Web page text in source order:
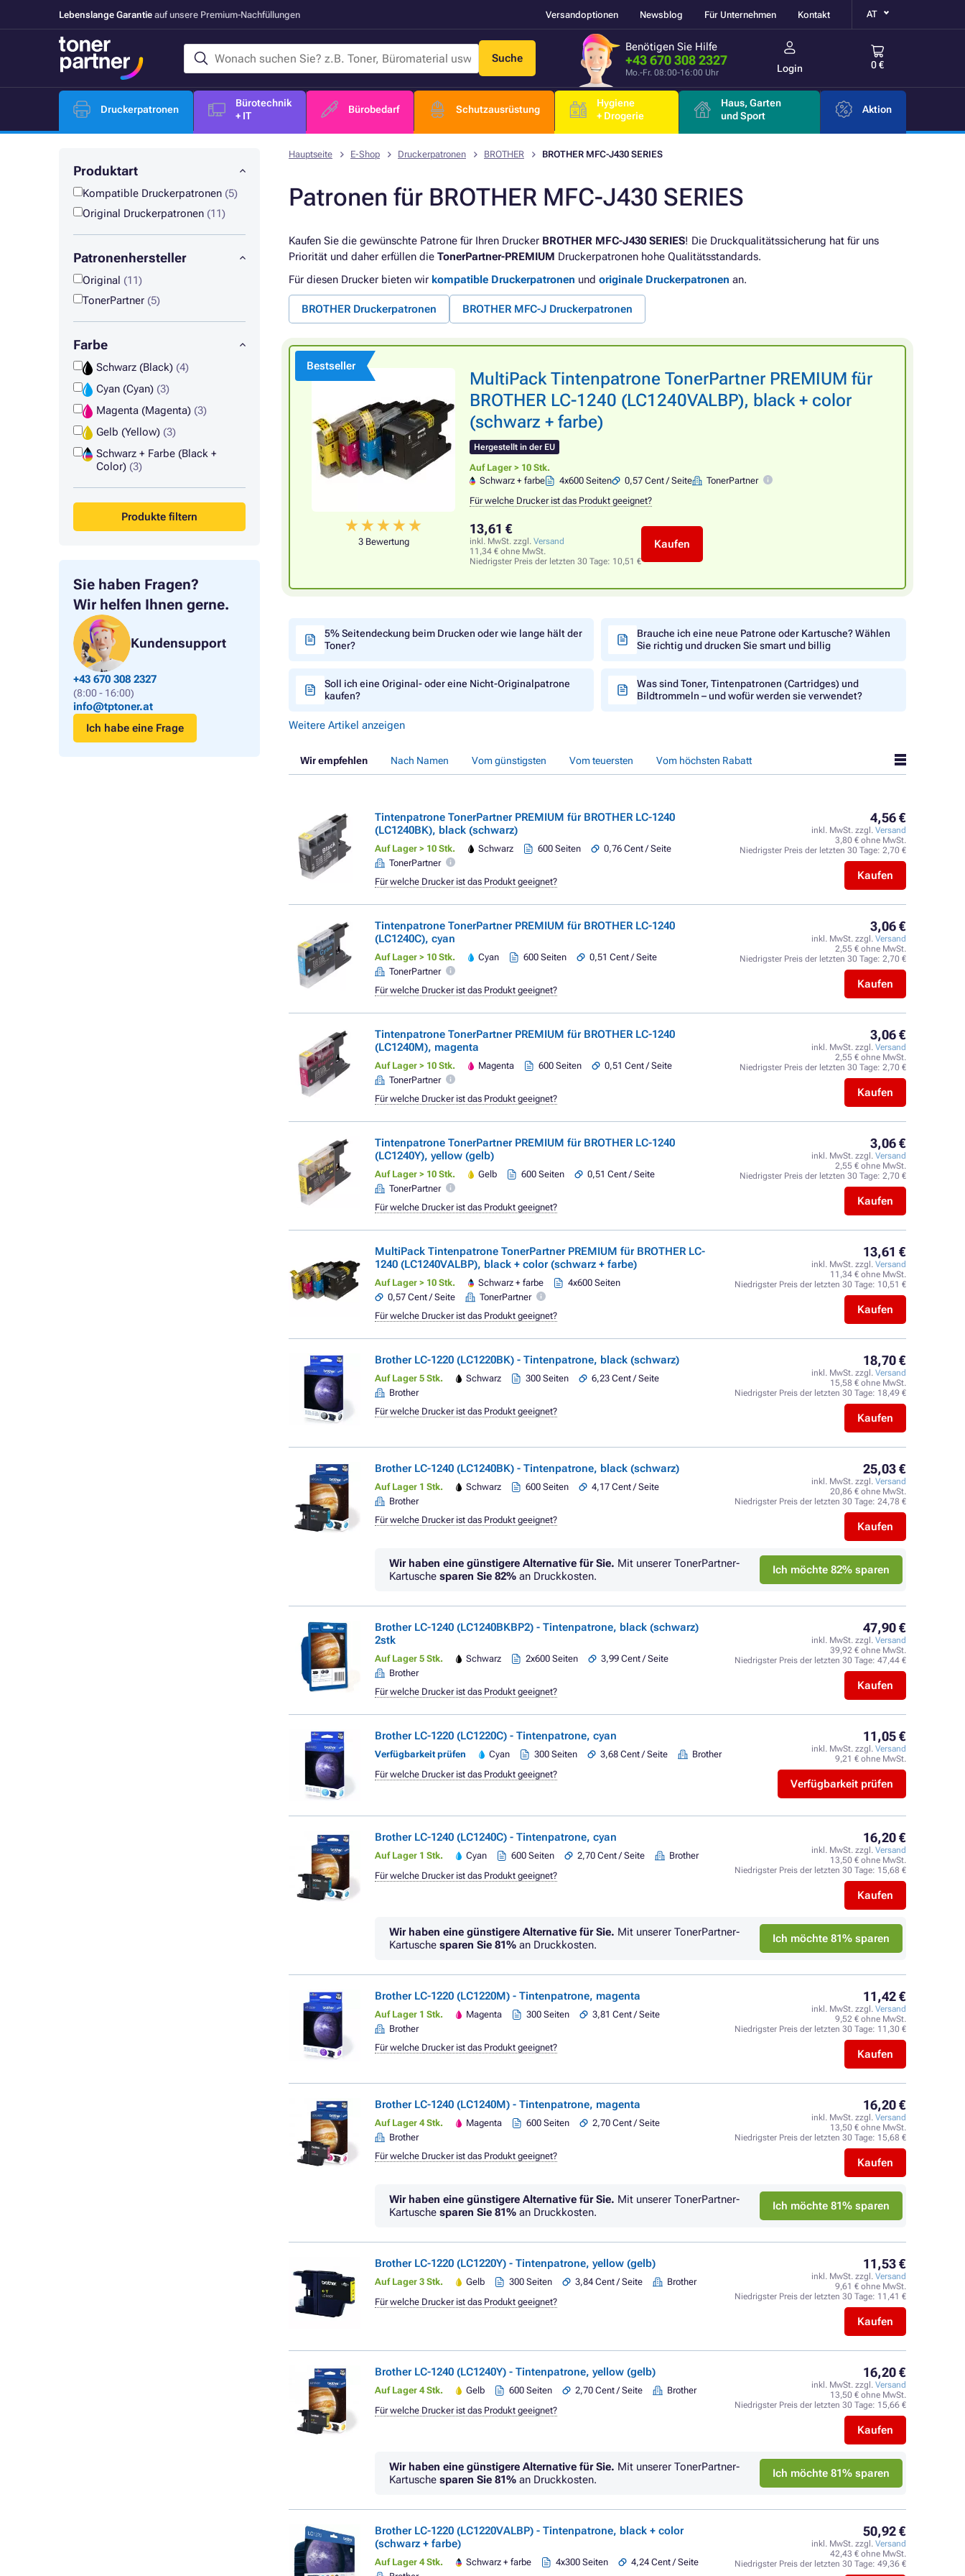
Lebenslange Garantie auf unsere Premium-Nachfüllungen Versandoptionen Newsblog Für Unternehmen Kontakt AT
Suche
Benötigen Sie Hilfe
+43 670 308 2327
Mo.-Fr. 08:00-16:00 Uhr Login 0 €
Druckerpatronen
Bürotechnik
+ IT
Bürobedarf Schutzausrüstung
Hygiene
+ Drogerie
Haus, Garten
und Sport
Aktion
Produktart
Kompatible Druckerpatronen (5)
Original Druckerpatronen (11)
Patronenhersteller
Original (11)
TonerPartner (5)
Farbe
Schwarz (Black) (4)
Cyan (Cyan) (3)
Magenta (Magenta) (3)
Gelb (Yellow) (3)
Schwarz + Farbe (Black +
Color) (3)
Produkte filtern
Sie haben Fragen?
Wir helfen Ihnen gerne.
Kundensupport
+43 670 308 2327
(8:00 - 16:00)
info@tptoner.at
Ich habe eine Frage
Hauptseite E-Shop Druckerpatronen BROTHER BROTHER MFC-J430 SERIES
Patronen für BROTHER MFC-J430 SERIES
Kaufen Sie die gewünschte Patrone für Ihren Drucker BROTHER MFC-J430 SERIES! Die Druckqualitätssicherung hat für uns
Priorität und daher erfüllen die TonerPartner-PREMIUM Druckerpatronen hohe Qualitätsstandards.
Für diesen Drucker bieten wir kompatible Druckerpatronen und originale Druckerpatronen an.
BROTHER Druckerpatronen BROTHER MFC-J Druckerpatronen
Bestseller
3 Bewertung
MultiPack Tintenpatrone TonerPartner PREMIUM für
BROTHER LC-1240 (LC1240VALBP), black + color
(schwarz + farbe)
Hergestellt in der EU
Auf Lager > 10 Stk.
Schwarz + farbe
4x600 Seiten 0,57 Cent / Seite
TonerPartner
Für welche Drucker ist das Produkt geeignet?
13,61 €
inkl. MwSt. zzgl. Versand
11,34 € ohne MwSt.
Niedrigster Preis der letzten 30 Tage: 10,51 €
Kaufen
5% Seitendeckung beim Drucken oder wie lange hält der
Toner?
Brauche ich eine neue Patrone oder Kartusche? Wählen
Sie richtig und drucken Sie smart und billig
Soll ich eine Original- oder eine Nicht-Originalpatrone
kaufen?
Was sind Toner, Tintenpatronen (Cartridges) und
Bildtrommeln – und wofür werden sie verwendet?
Weitere Artikel anzeigen
Wir empfehlen Nach Namen Vom günstigsten Vom teuersten Vom höchsten Rabatt
Tintenpatrone TonerPartner PREMIUM für BROTHER LC-1240
(LC1240BK), black (schwarz)
Auf Lager > 10 Stk. Schwarz 600 Seiten
0,76 Cent / Seite
TonerPartner
4,56 €
inkl. MwSt. zzgl. Versand
3,80 € ohne MwSt.
Niedrigster Preis der letzten 30 Tage: 2,70 €
Kaufen
Für welche Drucker ist das Produkt geeignet?
Tintenpatrone TonerPartner PREMIUM für BROTHER LC-1240
(LC1240C), cyan
Auf Lager > 10 Stk. Cyan 600 Seiten
0,51 Cent / Seite
TonerPartner
3,06 €
inkl. MwSt. zzgl. Versand
2,55 € ohne MwSt.
Niedrigster Preis der letzten 30 Tage: 2,70 €
Kaufen
Für welche Drucker ist das Produkt geeignet?
Tintenpatrone TonerPartner PREMIUM für BROTHER LC-1240
(LC1240M), magenta
Auf Lager > 10 Stk. Magenta 600 Seiten
0,51 Cent / Seite
TonerPartner
3,06 €
inkl. MwSt. zzgl. Versand
2,55 € ohne MwSt.
Niedrigster Preis der letzten 30 Tage: 2,70 €
Kaufen
Für welche Drucker ist das Produkt geeignet?
Tintenpatrone TonerPartner PREMIUM für BROTHER LC-1240
(LC1240Y), yellow (gelb)
Auf Lager > 10 Stk. Gelb 600 Seiten
0,51 Cent / Seite
TonerPartner
3,06 €
inkl. MwSt. zzgl. Versand
2,55 € ohne MwSt.
Niedrigster Preis der letzten 30 Tage: 2,70 €
Kaufen
Für welche Drucker ist das Produkt geeignet?
MultiPack Tintenpatrone TonerPartner PREMIUM für BROTHER LC-
1240 (LC1240VALBP), black + color (schwarz + farbe)
Auf Lager > 10 Stk. Schwarz + farbe
4x600 Seiten
0,57 Cent / Seite
TonerPartner
13,61 €
inkl. MwSt. zzgl. Versand
11,34 € ohne MwSt.
Niedrigster Preis der letzten 30 Tage: 10,51 €
Kaufen
Für welche Drucker ist das Produkt geeignet?
Brother LC-1220 (LC1220BK) - Tintenpatrone, black (schwarz)
Auf Lager 5 Stk. Schwarz 300 Seiten
6,23 Cent / Seite
Brother
18,70 €
inkl. MwSt. zzgl. Versand
15,58 € ohne MwSt.
Niedrigster Preis der letzten 30 Tage: 18,49 €
Kaufen
Für welche Drucker ist das Produkt geeignet?
Brother LC-1240 (LC1240BK) - Tintenpatrone, black (schwarz)
Auf Lager 1 Stk. Schwarz 600 Seiten
4,17 Cent / Seite
Brother
25,03 €
inkl. MwSt. zzgl. Versand
20,86 € ohne MwSt.
Niedrigster Preis der letzten 30 Tage: 24,78 €
Kaufen
Für welche Drucker ist das Produkt geeignet?
Wir haben eine günstigere Alternative für Sie. Mit unserer TonerPartner-
Kartusche sparen Sie 82% an Druckkosten. Ich möchte 82% sparen
Brother LC-1240 (LC1240BKBP2) - Tintenpatrone, black (schwarz)
2stk
Auf Lager 5 Stk. Schwarz 2x600 Seiten
3,99 Cent / Seite
Brother
47,90 €
inkl. MwSt. zzgl. Versand
39,92 € ohne MwSt.
Niedrigster Preis der letzten 30 Tage: 47,44 €
Kaufen
Für welche Drucker ist das Produkt geeignet?
Brother LC-1220 (LC1220C) - Tintenpatrone, cyan
Verfügbarkeit prüfen Cyan 300 Seiten 3,68 Cent / Seite Brother
11,05 €
inkl. MwSt. zzgl. Versand
9,21 € ohne MwSt.
Verfügbarkeit prüfen
Für welche Drucker ist das Produkt geeignet?
Brother LC-1240 (LC1240C) - Tintenpatrone, cyan
Auf Lager 1 Stk. Cyan 600 Seiten 2,70 Cent / Seite Brother
16,20 €
inkl. MwSt. zzgl. Versand
13,50 € ohne MwSt.
Niedrigster Preis der letzten 30 Tage: 15,68 €
Kaufen
Für welche Drucker ist das Produkt geeignet?
Wir haben eine günstigere Alternative für Sie. Mit unserer TonerPartner-
Kartusche sparen Sie 81% an Druckkosten. Ich möchte 81% sparen
Brother LC-1220 (LC1220M) - Tintenpatrone, magenta
Auf Lager 1 Stk. Magenta 300 Seiten
3,81 Cent / Seite
Brother
11,42 €
inkl. MwSt. zzgl. Versand
9,52 € ohne MwSt.
Niedrigster Preis der letzten 30 Tage: 11,30 €
Kaufen
Für welche Drucker ist das Produkt geeignet?
Brother LC-1240 (LC1240M) - Tintenpatrone, magenta
Auf Lager 4 Stk. Magenta 600 Seiten
2,70 Cent / Seite
Brother
16,20 €
inkl. MwSt. zzgl. Versand
13,50 € ohne MwSt.
Niedrigster Preis der letzten 30 Tage: 15,68 €
Kaufen
Für welche Drucker ist das Produkt geeignet?
Wir haben eine günstigere Alternative für Sie. Mit unserer TonerPartner-
Kartusche sparen Sie 81% an Druckkosten. Ich möchte 81% sparen
Brother LC-1220 (LC1220Y) - Tintenpatrone, yellow (gelb)
Auf Lager 3 Stk. Gelb 300 Seiten 3,84 Cent / Seite Brother
11,53 €
inkl. MwSt. zzgl. Versand
9,61 € ohne MwSt.
Niedrigster Preis der letzten 30 Tage: 11,41 €
Kaufen
Für welche Drucker ist das Produkt geeignet?
Brother LC-1240 (LC1240Y) - Tintenpatrone, yellow (gelb)
Auf Lager 4 Stk. Gelb 600 Seiten 2,70 Cent / Seite Brother
16,20 €
inkl. MwSt. zzgl. Versand
13,50 € ohne MwSt.
Niedrigster Preis der letzten 30 Tage: 15,66 €
Kaufen
Für welche Drucker ist das Produkt geeignet?
Wir haben eine günstigere Alternative für Sie. Mit unserer TonerPartner-
Kartusche sparen Sie 81% an Druckkosten. Ich möchte 81% sparen
Brother LC-1220 (LC1220VALBP) - Tintenpatrone, black + color
(schwarz + farbe)
Auf Lager 4 Stk. Schwarz + farbe 4x300 Seiten
4,24 Cent / Seite
50,92 €
inkl. MwSt. zzgl. Versand
42,43 € ohne MwSt.
Niedrigster Preis der letzten 30 Tage: 49,36 €